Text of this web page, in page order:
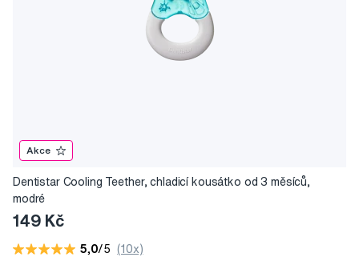
Akce
Dentistar Cooling Teether, chladicí kousátko od 3 měsíců,
modré
149 Kč
5,0/5 (10x)